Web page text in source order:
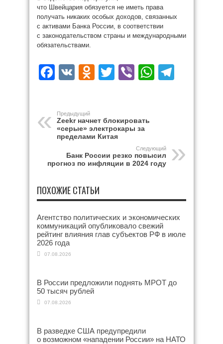
что Швейцария обязуется не иметь права
получать никаких особых доходов, связанных
с активами Банка России, в соответствии
с законодательством страны и международными
обязательствами.
Facebook
VK Odnoklassniki
Twitter
Viber
Предыдущий
Zeekr начнет блокировать
«серые» электрокары за
пределами Китая
Следующий
Банк России резко повысил
прогноз по инфляции в 2024 году
ПОХОЖИЕ СТАТЬИ
Агентство политических и экономических
коммуникаций опубликовало свежий
рейтинг влияния глав субъектов РФ в июле
2026 года
07.08.2026
В России предложили поднять МРОТ до
50 тысяч рублей
07.08.2026
В разведке США предупредили
о возможном «нападении России» на НАТО